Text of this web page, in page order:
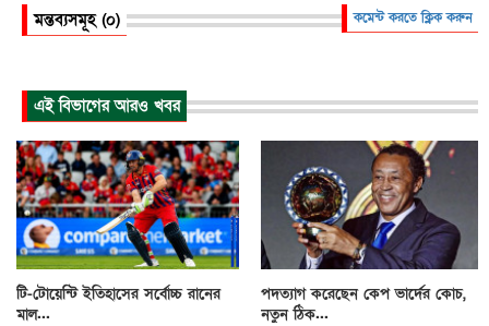
মন্তব্যসমূহ (০) কমেন্ট করতে ক্লিক করুন
এই বিভাগের আরও খবর
টি-টোয়েন্টি ইতিহাসের সর্বোচ্চ রানের
মাল...
পদত্যাগ করেছেন কেপ ভার্দের কোচ,
নতুন ঠিক...